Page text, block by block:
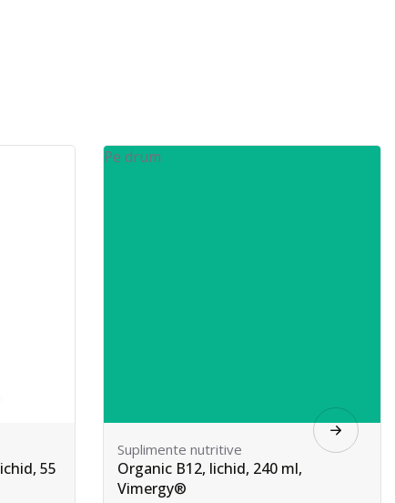
Carti
Mediul de vindecare - Ediție
revizuită și extinsă